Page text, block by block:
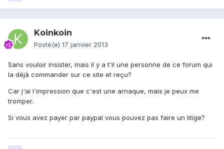
Koinkoin
Posté(e) 17 janvier 2013
Sans vouloir insister, mais il y a t'il une personne de ce forum qui
la déjà commander sur ce site et reçu?
Car j'ai l'impression que c'est une arnaque, mais je peux me
tromper.
Si vous avez payer par paypal vous pouvez pas faire un litige?